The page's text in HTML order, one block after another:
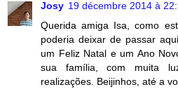
Josy 19 décembre 2014 à
Querida amiga Isa, como
poderia deixar de passar
um Feliz Natal e um Ano
sua família, com muita
realizações. Beijinhos, até a